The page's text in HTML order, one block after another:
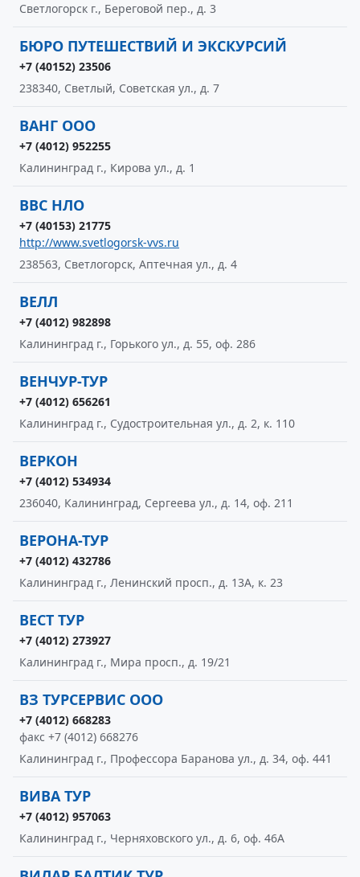
Светлогорск г., Береговой пер., д. 3
БЮРО ПУТЕШЕСТВИЙ И ЭКСКУРСИЙ
+7 (40152) 23506
238340, Светлый, Советская ул., д. 7
ВАНГ ООО
+7 (4012) 952255
Калининград г., Кирова ул., д. 1
ВВС НЛО
+7 (40153) 21775
http://www.svetlogorsk-vvs.ru
238563, Светлогорск, Аптечная ул., д. 4
ВЕЛЛ
+7 (4012) 982898
Калининград г., Горького ул., д. 55, оф. 286
ВЕНЧУР-ТУР
+7 (4012) 656261
Калининград г., Судостроительная ул., д. 2, к. 110
ВЕРКОН
+7 (4012) 534934
236040, Калининград, Сергеева ул., д. 14, оф. 211
ВЕРОНА-ТУР
+7 (4012) 432786
Калининград г., Ленинский просп., д. 13А, к. 23
ВЕСТ ТУР
+7 (4012) 273927
Калининград г., Мира просп., д. 19/21
ВЗ ТУРСЕРВИС ООО
+7 (4012) 668283
факс +7 (4012) 668276
Калининград г., Профессора Баранова ул., д. 34, оф. 441
ВИВА ТУР
+7 (4012) 957063
Калининград г., Черняховского ул., д. 6, оф. 46А